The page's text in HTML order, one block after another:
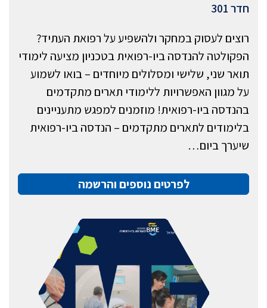
חדר 301
רוצים לעסוק במחקר ולהשפיע על רפואת העתיד?
הפקולטה להנדסה ביו-רפואית בטכניון מציעה לימודי
תואר שני, שלישי ומסלולים מיוחדים – בואו לשמוע
על מגוון האפשרויות ללימודי תארים מתקדמים
בהנדסה ביו-רפואית! מוזמנים למפגש מתעניינים
בלימודים לתארים מתקדמים – הנדסה ביו-רפואית
שיערך ביום…
לפרטים נוספים והרשמה